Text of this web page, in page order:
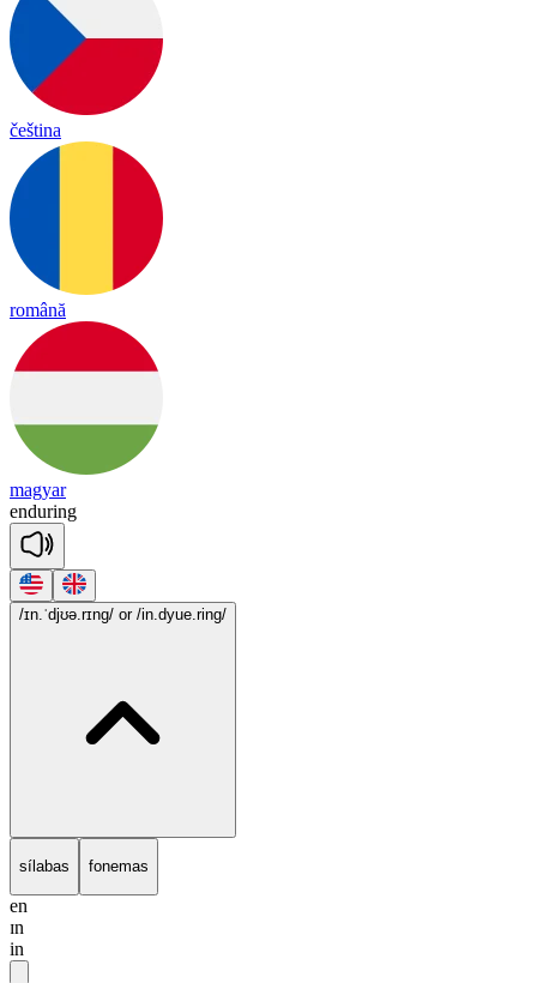
čeština
română
magyar
enduring
/ɪn.ˈdjʊə.rɪng/ or /in.dyue.ring/
sílabas fonemas
en
ɪn
in